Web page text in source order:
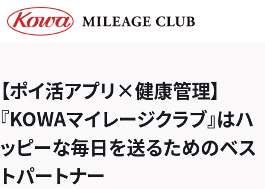
【ポイ活アプリ×健康管理】
『KOWAマイレージクラブ』はハ
ッピーな毎日を送るためのベス
トパートナー